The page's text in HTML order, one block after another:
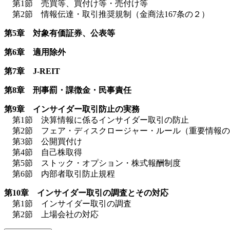
第1節 売買等、買付け等・売付け等
第2節 情報伝達・取引推奨規制（金商法167条の２）
第5章 対象有価証券、公表等
第6章 適用除外
第7章 J-REIT
第8章 刑事罰・課徴金・民事責任
第9章 インサイダー取引防止の実務
第1節 決算情報に係るインサイダー取引の防止
第2節 フェア・ディスクロージャー・ルール（重要情報
第3節 公開買付け
第4節 自己株取得
第5節 ストック・オプション・株式報酬制度
第6節 内部者取引防止規程
第10章 インサイダー取引の調査とその対応
第1節 インサイダー取引の調査
第2節 上場会社の対応